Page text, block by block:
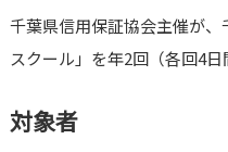
千葉県信用保証協会主催が
スクール」を年2回（各回4日
対象者